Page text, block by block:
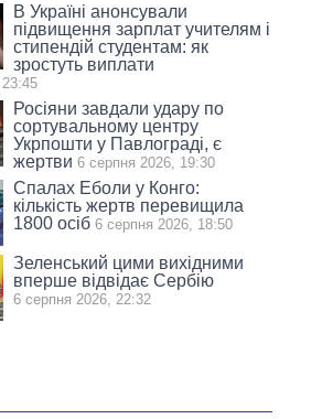
В Україні анонсували
підвищення зарплат учителям і
стипендій студентам: як
зростуть виплати
Росіяни завдали удару по
сортувальному центру
Укрпошти у Павлограді, є
жертви 6 серпня 2026, 19:30
Спалах Еболи у Конго:
кількість жертв перевищила
1800 осіб 6 серпня 2026, 18:50
Зеленський цими вихідними
вперше відвідає Сербію
6 серпня 2026, 22:32